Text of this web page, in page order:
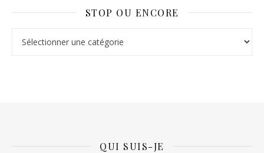
STOP OU ENCORE
QUI SUIS-JE